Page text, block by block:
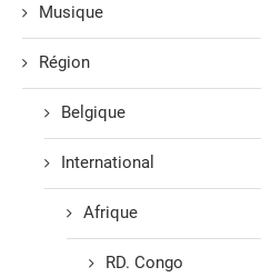
Musique
Région
Belgique
International
Afrique
RD. Congo